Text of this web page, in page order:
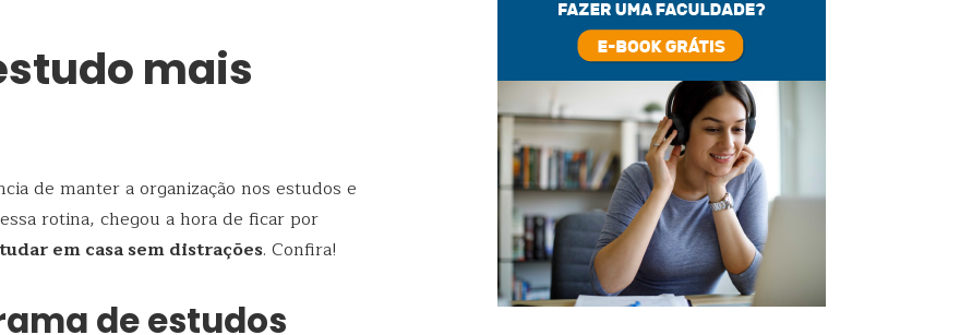
mais
de manter a organização nos estudos e
rotina, chegou a hora de ficar por
em casa sem distrações. Confira!
de estudos